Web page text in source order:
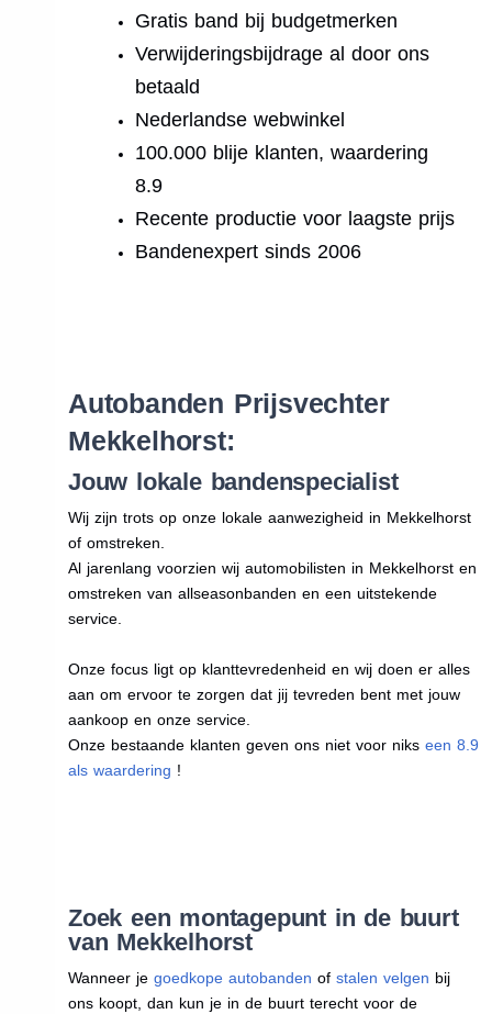
Gratis band bij budgetmerken
Verwijderingsbijdrage al door ons
betaald
Nederlandse webwinkel
100.000 blije klanten, waardering
8.9
Recente productie voor laagste prijs
Bandenexpert sinds 2006
Autobanden Prijsvechter
Mekkelhorst:
Jouw lokale bandenspecialist
Wij zijn trots op onze lokale aanwezigheid in Mekkelhorst
of omstreken.
Al jarenlang voorzien wij automobilisten in Mekkelhorst en
omstreken van allseasonbanden en een uitstekende
service.
Onze focus ligt op klanttevredenheid en wij doen er alles
aan om ervoor te zorgen dat jij tevreden bent met jouw
aankoop en onze service.
Onze bestaande klanten geven ons niet voor niks een 8.9
als waardering !
Zoek een montagepunt in de buurt
van Mekkelhorst
Wanneer je goedkope autobanden of stalen velgen bij
ons koopt, dan kun je in de buurt terecht voor de